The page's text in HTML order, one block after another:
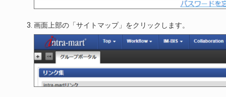
画面上部の「サイトマップ」をクリックします。